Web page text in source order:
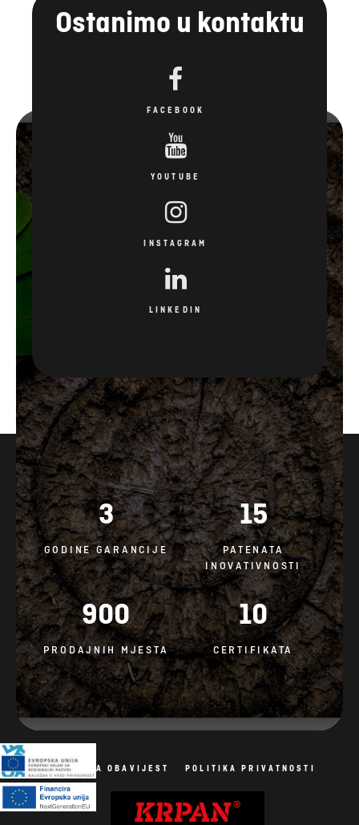
Ostanimo u kontaktu
FACEBOOK
YOUTUBE
INSTAGRAM
LINKEDIN
3
GODINE GARANCIJE
15
PATENATA
INOVATIVNOSTI
900
PRODAJNIH MJESTA
10
CERTIFIKATA
PRAVNA OBAVIJEST POLITIKA PRIVATNOSTI